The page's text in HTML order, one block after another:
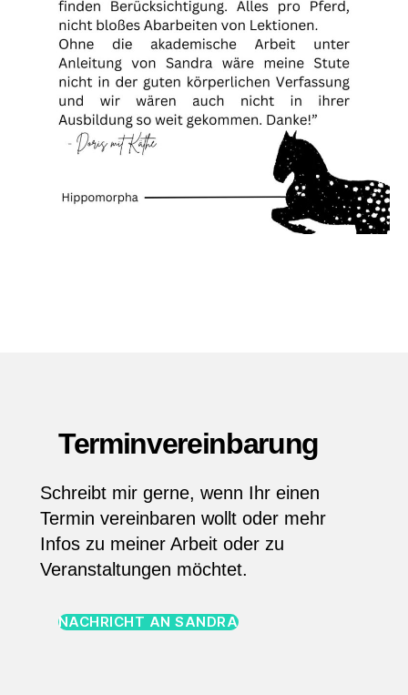
Terminvereinbarung
Schreibt mir gerne, wenn Ihr einen
Termin vereinbaren wollt oder mehr
Infos zu meiner Arbeit oder zu
Veranstaltungen möchtet.
NACHRICHT AN SANDRA